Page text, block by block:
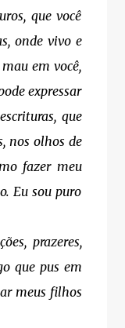
que você
onde vivo e
em você,
expressar
que
nos olhos de
fazer meu
Eu sou puro
prazeres,
que pus em
meus filhos